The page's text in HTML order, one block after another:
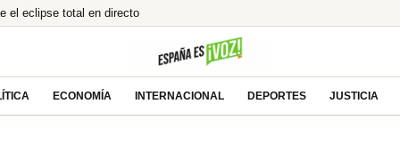
el eclipse total en directo
alcalde de Zalamea’: «Es un honor grandísimo»
la mayor caída de ingresos para los españoles
«concebido no nacido» de Feijóo
a Ayuso por el ático de lujo en Chamberí
ECONOMÍA INTERNACIONAL DEPORTES JUSTICIA